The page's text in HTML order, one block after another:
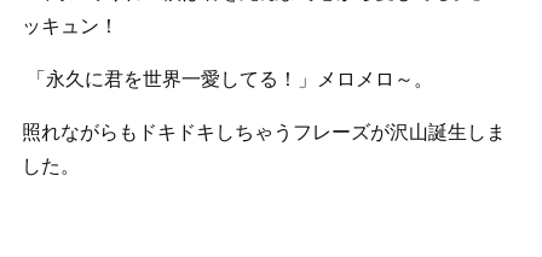
ッキュン！
「永久に君を世界一愛してる！」メロメロ～。
照れながらもドキドキしちゃうフレーズが沢山誕生しま
した。